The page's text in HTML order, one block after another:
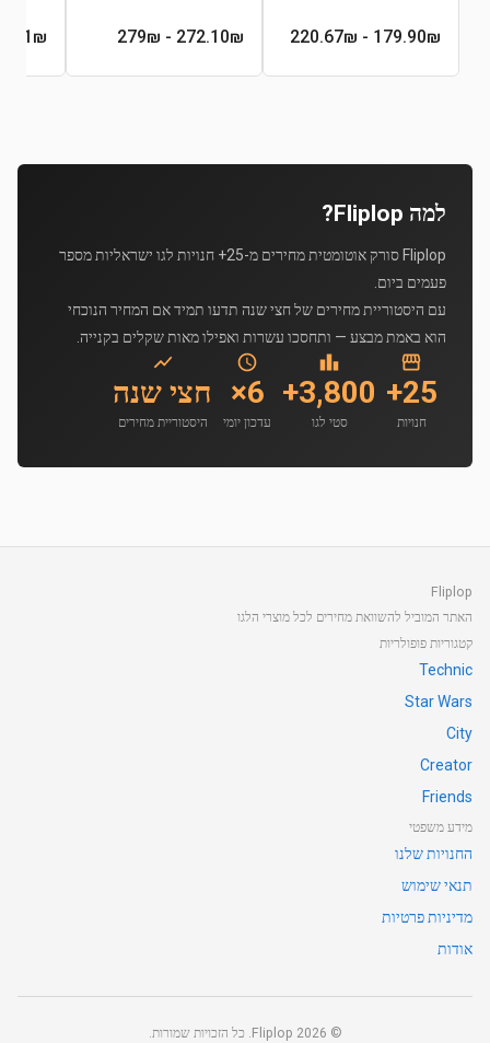
179.90₪
- 220.67₪
272.10₪
- 279₪
₪
למה Fliplop?
Fliplop סורק אוטומטית מחירים מ-25+ חנויות לגו ישראליות מספר
פעמים ביום.
עם היסטוריית מחירים של חצי שנה תדעו תמיד אם המחיר הנוכחי
הוא באמת מבצע — ותחסכו עשרות ואפילו מאות שקלים בקנייה.
25+
חנויות
3,800+
סטי לגו
6×
עדכון יומי
חצי שנה
היסטוריית מחירים
Fliplop
האתר המוביל להשוואת מחירים לכל מוצרי הלגו
קטגוריות פופולריות
Technic
Star Wars
City
Creator
Friends
מידע משפטי
החנויות שלנו
תנאי שימוש
מדיניות פרטיות
אודות
©
2026